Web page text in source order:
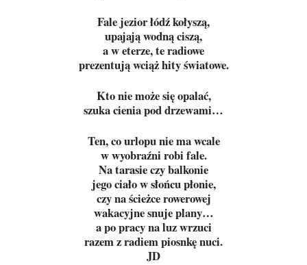
Fale jezior łódź kołyszą,
upajają wodną ciszą,
a w eterze, te radiowe
prezentują wciąż hity światowe.
Kto nie może się opalać,
szuka cienia pod drzewami…
Ten, co urlopu nie ma wcale
w wyobraźni robi fale.
Na tarasie czy balkonie
jego ciało w słońcu płonie,
czy na ścieżce rowerowej
wakacyjne snuje plany…
a po pracy na luz wrzuci
razem z radiem piosnkę nuci.
JD